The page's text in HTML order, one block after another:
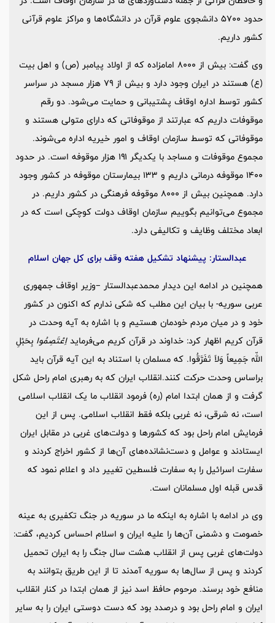
حدود ۵۷۰۰ دانشجوی علوم قرآن در دانشگاه‌ها و مراکز علوم قرآنی
کشور داریم.
وی گفت: بیش از ۸۰۰۰ امامزاده که از اولاد پیامبر (ص) و اهل بیت
(ع) هستند در ایران وجود دارد و بیش از ۷۹ هزار مسجد در سراسر
کشور توسط اداره اوقاف پشتیبانی و حمایت می‌شود. دو رقم
موقوفات داریم که عبارتند از موقوفاتی که دارای متولی هستند و
موقوفاتی که توسط سازمان اوقاف و امور خیریه اداره می‌شوند.
مجموع موقوفات و مساجد با یکدیگر ۱۹۱ هزار موقوفه است. در حدود
۱۴۰۰ موقوفه درمانی داریم و ۱۳۳ بیمارستان موقوفه در کشور وجود
دارد. همچنین بیش از ۸۰۰۰ موقوفه فرهنگی در کشور داریم. در
مجموع می‌توانیم بگوییم سازمان اوقاف دولت کوچکی است که در
ابعاد مختلف وظایف و تکالیفی دارد.
عبدالستار: پیشنهاد تشکیل هفته وقف برای کل جهان اسلام
همچنین در ادامه این دیدار محمدعبدالستار –وزیر اوقاف جمهوری
عربی سوریه- با بیان این مطلب که شکی ندارم که اکنون در کشور
خود و در میان مردم خودمان هستیم و با اشاره به آیه وحدت در
قرآن کریم اظهار کرد: خداوند در قرآن کریم می‌فرمایداِعْتَصِمُوا بِحَبْلِ
اللّه جَمِیعاً وَلاَ تَفَرَّقُوا. که مسلمان با استناد به این آیه قرآن باید
براساس وحدت حرکت کنند.انقلاب ایران که به رهبری امام راحل شکل
گرفت و از همان ابتدا امام (ره) فرمود انقلاب ما یک انقلاب اسلامی
است، نه شرقی، نه غربی بلکه فقط انقلاب اسلامی. پس از این
فرمایش امام راحل بود که کشورها و دولت‌های غربی در مقابل ایران
ایستادند و عوامل و دست‌نشانده‌های آن‌ها از کشور اخراج کردند و
سفارت اسرائیل را به سفارت فلسطین تغییر داد و اعلام نمود که
قدس قبله اول مسلمانان است.
وی در ادامه با اشاره به اینکه ما در سوریه در جنگ تکفیری به عینه
خصومت و دشمنی آن‌ها را علیه ایران و اسلام احساس کردیم، گفت:
دولت‌های غربی پس از انقلاب هشت سال جنگ را به ایران تحمیل
کردند و پس از سال‌ها به سوریه آمدند تا از این طریق بتوانند به
منافع خود برسند. مرحوم حافظ اسد نیز از همان ابتدا در کنار انقلاب
ایران و امام راحل بود و درصدد بود که دست دوستی ایران را به سایر